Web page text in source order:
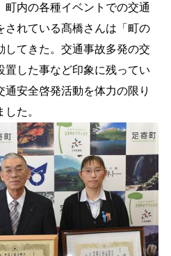
内の各種イベントでの交通
されている髙橋さんは「町の
してきた。交通事故多発の交
置した事など印象に残ってい
安全啓発活動を体力の限り
た。